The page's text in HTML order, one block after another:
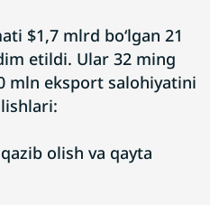
$1,7 mlrd bo‘lgan 21
etildi. Ular 32 ming
mln eksport salohiyatini
olish va qayta